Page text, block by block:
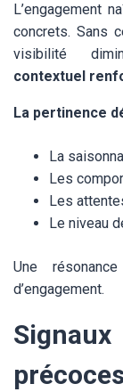
L’engagement
concrets. Sans
visibilité
contextuel
La pertinence
La
Les
Les
Le niveau
Une
d’engagement.